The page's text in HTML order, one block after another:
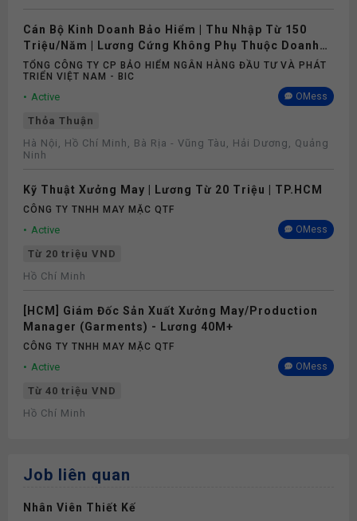
Cán Bộ Kinh Doanh Bảo Hiểm | Thu Nhập Từ 150
Triệu/Năm | Lương Cứng Không Phụ Thuộc Doanh
Số
TỔNG CÔNG TY CP BẢO HIỂM NGÂN HÀNG ĐẦU TƯ VÀ PHÁT
TRIỂN VIỆT NAM - BIC
Active OMess
Thỏa Thuận
Hà Nội, Hồ Chí Minh, Bà Rịa - Vũng Tàu, Hải Dương, Quảng
Ninh
Kỹ Thuật Xưởng May | Lương Từ 20 Triệu | TP.HCM
CÔNG TY TNHH MAY MẶC QTF
Active OMess
Từ 20 triệu VND
Hồ Chí Minh
[HCM] Giám Đốc Sản Xuất Xưởng May/Production
Manager (Garments) - Lương 40M+
CÔNG TY TNHH MAY MẶC QTF
Active OMess
Từ 40 triệu VND
Hồ Chí Minh
Job liên quan
Nhân Viên Thiết Kế